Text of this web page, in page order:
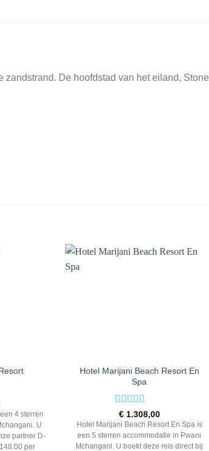
De hoofdstad van het eiland, Stone
4 sterren
U
partner D-
per
Hotel Marijani Beach Resort En
Spa
Rated5out
of 5
€1.308,00
Hotel Marijani Beach Resort En Spa is
een 5 sterren accommodatie in Pwani
Mchangani. U boekt deze reis direct bij